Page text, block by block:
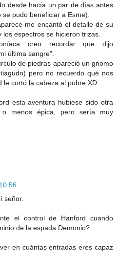
desde hacía un par de días antes
pudo beneficiar a Esme).
me encantó el detalle de su
los espectros se hicieron trizas.
creo recordar que dijo
última sangre".
de piedras apareció un gnomo
pero no recuerdo qué nos
le cortó la cabeza al pobre XD
esta aventura hubiese sido otra
menos épica, pero sería muy
señor.
el control de Hanford cuando
de la espada Demonio?
en cuántas entradas eres capaz